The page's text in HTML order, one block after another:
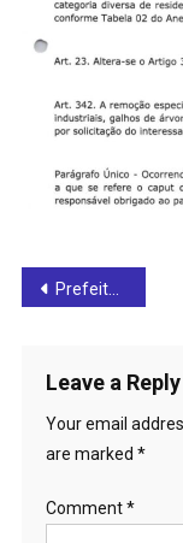
Post
Prefeitura de Rialma realiza palestra sobre gestão ambiental da duplicação da BR-153
Leave a Reply
Your email
are marked *
Comment*